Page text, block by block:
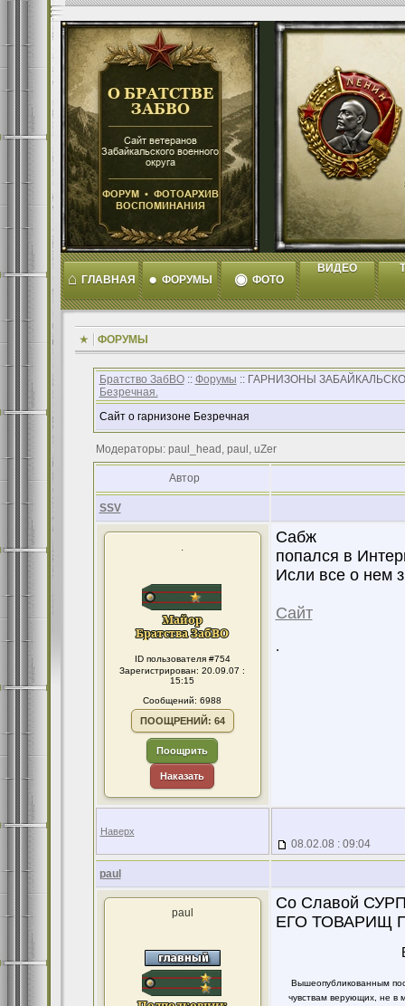
⌂ ГЛАВНАЯ ● ФОРУМЫ ◉ ФОТО
ВИДЕО
ФОРУМЫ
Братство ЗабВО:: Форумы :: ГАРНИЗОНЫ
Безречная.
Сайт о гарнизоне Безречная
Модераторы: paul_head, paul, uZer
Автор
SSV
.
ID пользователя #754
Зарегистрирован: 20.09.07 :
15:15
Сообщений: 6988
ПООЩРЕНИЙ: 64
Поощрить
Наказать
Сабж
попался в
Исли все о нем
Сайт
.
Наверх
08.02.08 : 09:04
paul
paul
Со Славой
ЕГО ТОВАРИЩ
Вышеопубликованным
чувствам верующих, не в